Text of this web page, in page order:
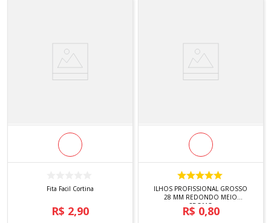
Fita Facil Cortina
R$ 2,90
ILHOS PROFISSIONAL GROSSO
28 MM REDONDO MEIO
CROMO
R$ 0,80